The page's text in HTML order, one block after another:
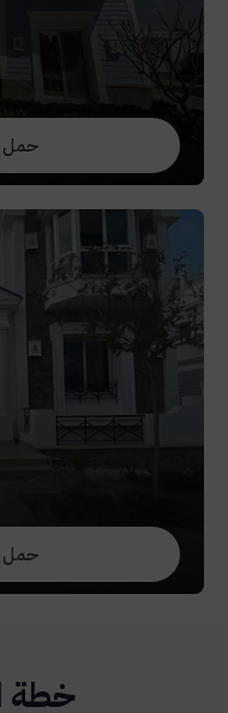
حمل
حمل
خطة